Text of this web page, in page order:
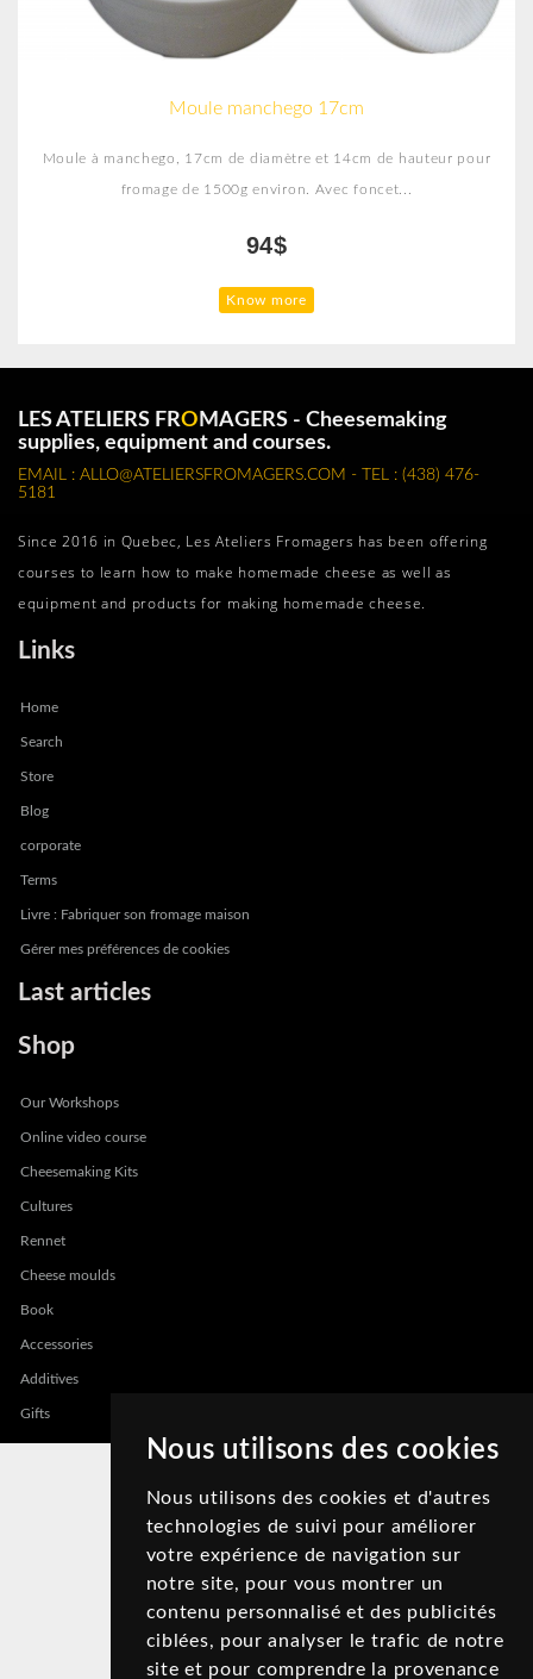
Nous utilisons des cookies
Nous utilisons des cookies et d'autres
technologies de suivi pour améliorer
votre expérience de navigation sur
notre site, pour vous montrer un
contenu personnalisé et des publicités
ciblées, pour analyser le trafic de notre
site et pour comprendre la provenance
Moule manchego 17cm
Moule à manchego, 17cm de diamètre et 14cm de hauteur pour
fromage de 1500g environ. Avec foncet...
94$
Know more
LES ATELIERS FRO MAGERS - Cheesemaking
supplies, equipment and courses.
EMAIL : ALLO@ATELIERSFROMAGERS.COM - TEL : (438) 476-
5181
Since 2016 in Quebec, Les Ateliers Fromagers has been offering
courses to learn how to make homemade cheese as well as
equipment and products for making homemade cheese.
Links
Home
Search
Store
Blog
corporate
Terms
Livre : Fabriquer son fromage maison
Gérer mes préférences de cookies
Last articles
Shop
Our Workshops
Online video course
Cheesemaking Kits
Cultures
Rennet
Cheese moulds
Book
Accessories
Additives
Gifts